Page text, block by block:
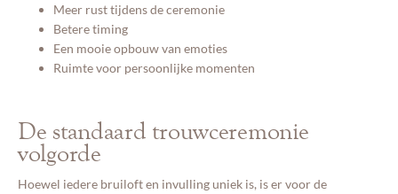
Meer rust tijdens de ceremonie
Betere timing
Een mooie opbouw van emoties
Ruimte voor persoonlijke momenten
De standaard trouwceremonie
volgorde
Hoewel iedere bruiloft en invulling uniek is, is er voor de